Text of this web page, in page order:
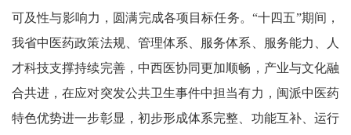
可及性与影响力，圆满完成各项目标任务。“十四五”期间，
我省中医药政策法规、管理体系、服务体系、服务能力、人
才科技支撑持续完善，中西医协同更加顺畅，产业与文化融
合共进，在应对突发公共卫生事件中担当有力，闽派中医药
特色优势进一步彰显，初步形成体系完整、功能互补、运行